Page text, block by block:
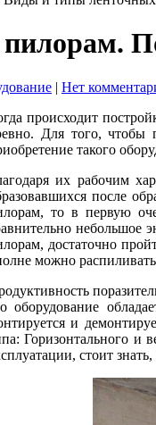
| Нет
происходит
Для того, чтобы
такого
их рабочим
после
то в первую
небольшое
достаточно
можно
оборудование
и
Горизонтального и
стоит